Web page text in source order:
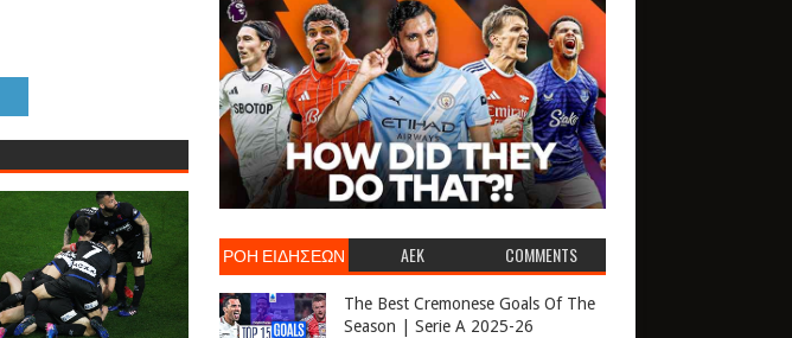
ΡΟΗ ΕΙΔΗΣΕΩΝ AEK COMMENTS
The Best Cremonese Goals Of The
Season | Serie A 2025-26